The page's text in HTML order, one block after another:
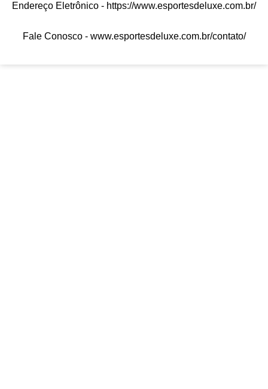
Endereço Eletrônico - https://www.esportesdeluxe.com.br/
Fale Conosco - www.esportesdeluxe.com.br/contato/